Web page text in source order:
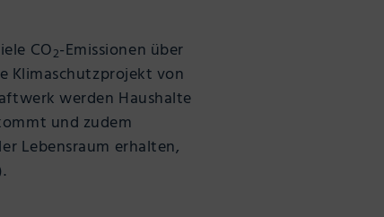
CO2-Emissionen über
Klimaschutzprojekt von
werden Haushalte
und zudem
Lebensraum erhalten,